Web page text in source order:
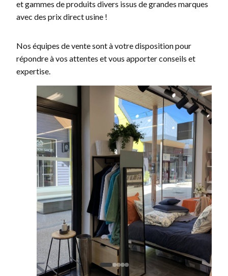
et gammes de produits divers issus de grandes marques
avec des prix direct usine !
Nos équipes de vente sont à votre disposition pour
répondre à vos attentes et vous apporter conseils et
expertise.